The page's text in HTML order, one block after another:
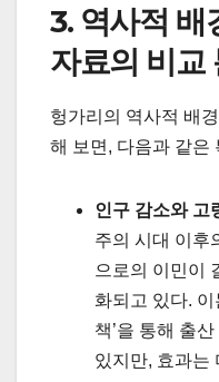
3. 역사적 배
자료의 비교
헝가리의 역사적 배
해 보면, 다음과 같은
인구 감소와 고
주의 시대 이후
으로의 이민이
화되고 있다. 이
책’을 통해 출
있지만, 효과는